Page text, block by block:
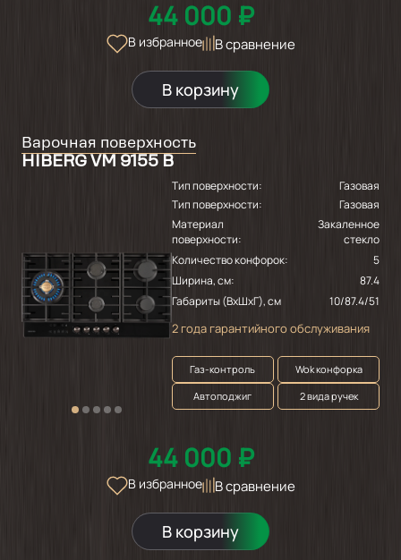
44 000 ₽
В избранное В сравнение
В корзину
Варочная поверхность
HIBERG VM 9155 B
Тип поверхности:
Газовая
Тип поверхности:
Газовая
Материал
поверхности:
Закаленное
стекло
Количество конфорок:
5
Ширина, см:
87.4
Габариты (ВхШхГ), см
10/87.4/51
2 года гарантийного обслуживания
Газ-контроль
Wok конфорка
Автоподжиг
2 вида ручек
44 000 ₽
В избранное В сравнение
В корзину